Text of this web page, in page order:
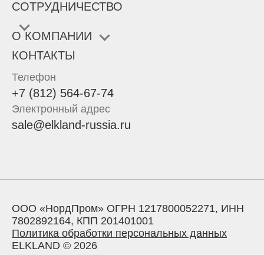
СОТРУДНИЧЕСТВО
О КОМПАНИИ
КОНТАКТЫ
Телефон
+7 (812) 564-67-74
Электронный адрес
sale@elkland-russia.ru
ООО «НордПром» ОГРН 1217800052271, ИНН
7802892164, КПП 201401001
Политика обработки персональных данных
ELKLAND © 2026